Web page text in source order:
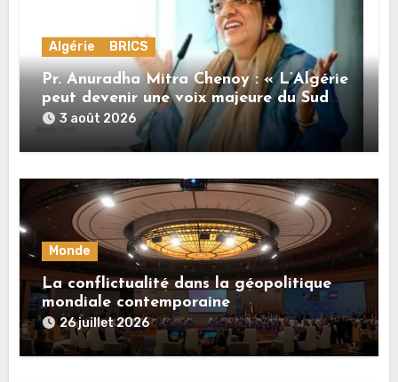
Algérie BRICS
Pr. Anuradha Mitra Chenoy : « L’Algérie
peut devenir une voix majeure du Sud
Global »
3 août 2026
Monde
La conflictualité dans la géopolitique
mondiale contemporaine
26 juillet 2026